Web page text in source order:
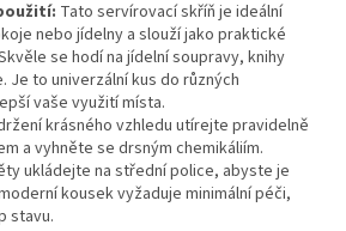
Tato servírovací skříň je ideální
nebo jídelny a slouží jako praktické
se hodí na jídelní soupravy, knihy
Je to univerzální kus do různých
vaše využití místa.
krásného vzhledu utírejte pravidelně
a vyhněte se drsným chemikáliím.
ukládejte na střední police, abyste je
kousek vyžaduje minimální péči,
stavu.